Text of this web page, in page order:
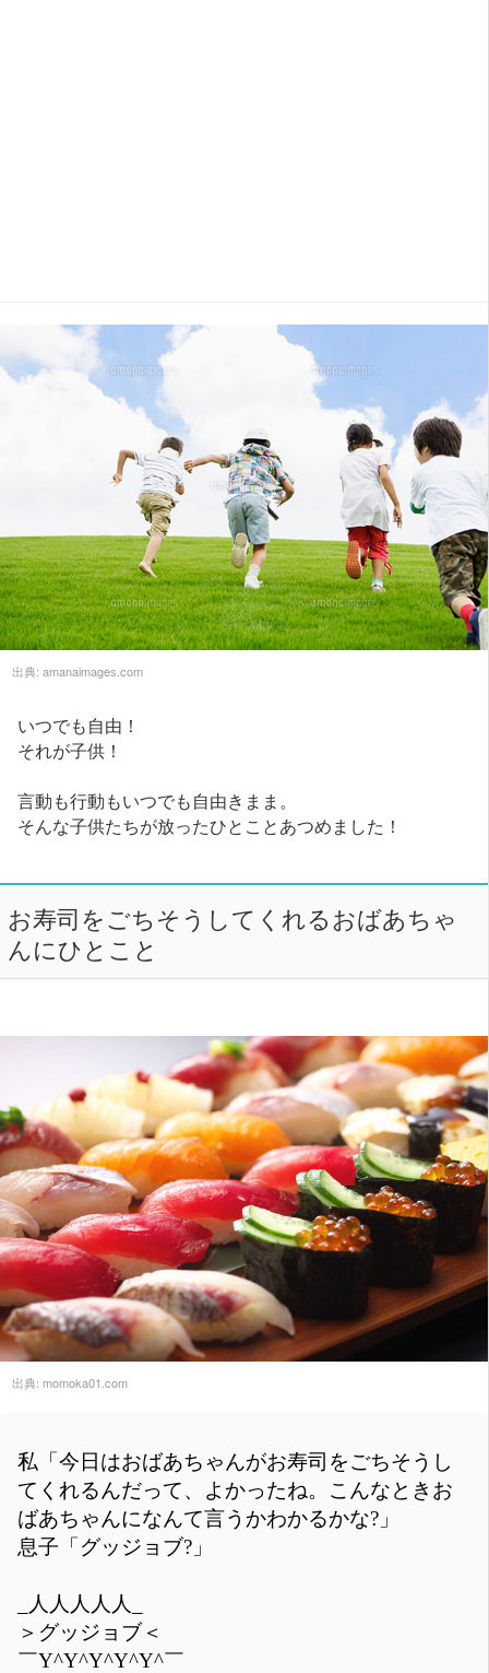
出典: amanaimages.com
いつでも自由！
それが子供！
言動も行動もいつでも自由きまま。
そんな子供たちが放ったひとことあつめました！
お寿司をごちそうしてくれるおばあちゃ
んにひとこと
出典: momoka01.com
私「今日はおばあちゃんがお寿司をごちそうし
てくれるんだって、よかったね。こんなときお
ばあちゃんになんて言うかわかるかな?」
息子「グッジョブ?」
_人人人人人_
＞グッジョブ＜
￣Y^Y^Y^Y^Y^￣